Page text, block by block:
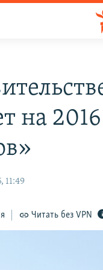
на
11:49
Читать без VPN